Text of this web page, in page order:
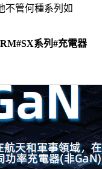
不管何種系列如
#SX系列 #充電器